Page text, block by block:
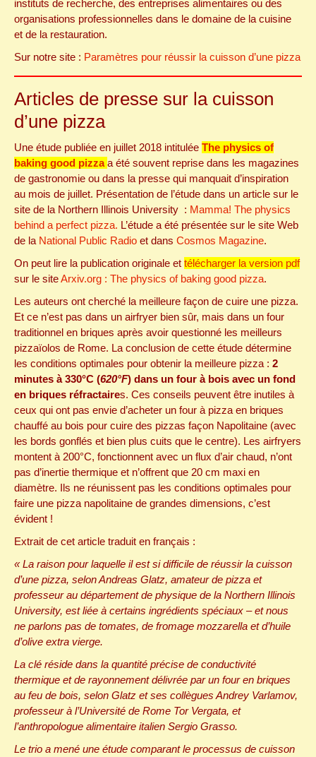
instituts de recherche, des entreprises alimentaires ou des
organisations professionnelles dans le domaine de la cuisine
et de la restauration.
Sur notre site : Paramètres pour réussir la cuisson d’une pizza
Articles de presse sur la cuisson
d’une pizza
Une étude publiée en juillet 2018 intitulée The physics of
baking good pizzaa été souvent reprise dans les magazines
de gastronomie ou dans la presse qui manquait d’inspiration
au mois de juillet. Présentation de l’étude dans un article sur le
site de la Northern Illinois University : Mamma! The physics
behind a perfect pizza. L’étude a été présentée sur le site Web
de la National Public Radio et dans Cosmos Magazine.
On peut lire la publication originale et télécharger la version pdf
sur le siteArxiv.org : The physics of baking good pizza.
Les auteurs ont cherché la meilleure façon de cuire une pizza.
Et ce n’est pas dans un airfryer bien sûr, mais dans un four
traditionnel en briques après avoir questionné les meilleurs
pizzaïolos de Rome. La conclusion de cette étude détermine
les conditions optimales pour obtenir la meilleure pizza : 2
minutes à 330°C (620°F) dans un four à bois avec un fond
en briques réfractaires. Ces conseils peuvent être inutiles à
ceux qui ont pas envie d’acheter un four à pizza en briques
chauffé au bois pour cuire des pizzas façon Napolitaine (avec
les bords gonflés et bien plus cuits que le centre). Les airfryers
montent à 200°C, fonctionnent avec un flux d’air chaud, n’ont
pas d’inertie thermique et n’offrent que 20 cm maxi en
diamètre. Ils ne réunissent pas les conditions optimales pour
faire une pizza napolitaine de grandes dimensions, c’est
évident !
Extrait de cet article traduit en français :
« La raison pour laquelle il est si difficile de réussir la cuisson
d’une pizza, selon Andreas Glatz, amateur de pizza et
professeur au département de physique de la Northern Illinois
University, est liée à certains ingrédients spéciaux – et nous
ne parlons pas de tomates, de fromage mozzarella et d’huile
d’olive extra vierge.
La clé réside dans la quantité précise de conductivité
thermique et de rayonnement délivrée par un four en briques
au feu de bois, selon Glatz et ses collègues Andrey Varlamov,
professeur à l’Université de Rome Tor Vergata, et
l’anthropologue alimentaire italien Sergio Grasso.
Le trio a mené une étude comparant le processus de cuisson